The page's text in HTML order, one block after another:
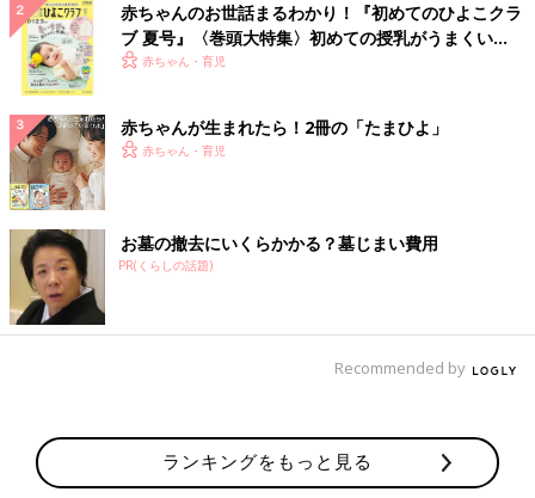
赤ちゃんのお世話まるわかり！『初めてのひよこクラ
ブ 夏号』〈巻頭大特集〉初めての授乳がうまくい
く！ おっぱい・ミルクの基本と夏のトラブル 解決テ
赤ちゃん・育児
赤ちゃんが生まれたら！2冊の「たまひよ」
赤ちゃん・育児
お墓の撤去にいくらかかる？墓じまい費用
PR(くらしの話題)
Recommended by
ランキングをもっと見る